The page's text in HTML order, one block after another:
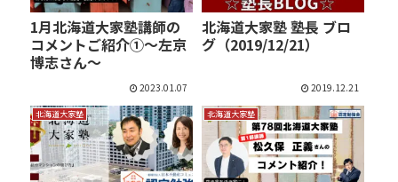
1月北海道大家塾講師の
コメントご紹介①～左京
博志さん～
2023.01.07
北海道大家塾 塾長 ブロ
グ（2019/12/21）
2019.12.21
北海道大家塾 北海道大家塾